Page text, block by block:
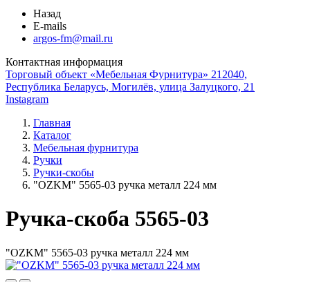
Назад
E-mails
argos-fm@mail.ru
Контактная информация
Торговый объект «Мебельная Фурнитура» 212040,
Республика Беларусь, Могилёв, улица Залуцкого, 21
Instagram
Главная
Каталог
Мебельная фурнитура
Ручки
Ручки-скобы
"OZKM" 5565-03 ручка металл 224 мм
Ручка-скоба 5565-03
"OZKM" 5565-03 ручка металл 224 мм